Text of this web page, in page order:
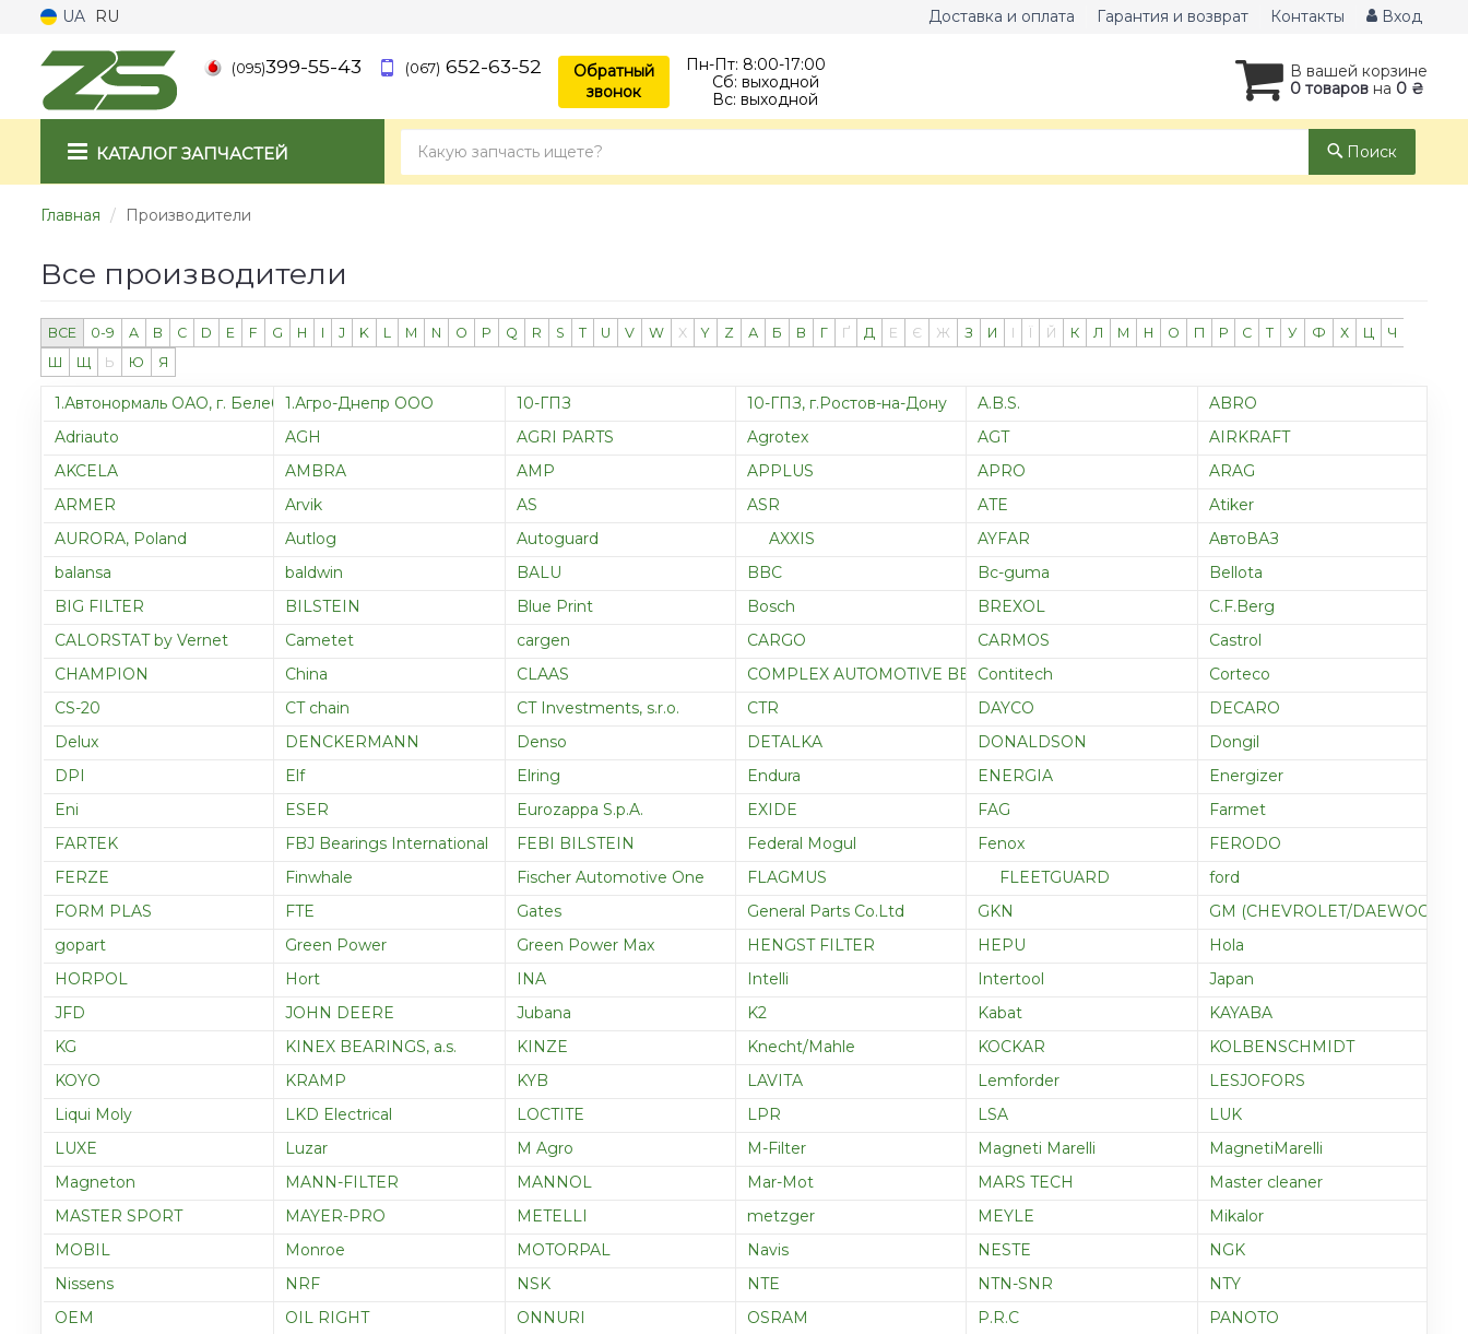
UA RU Доставка и оплата Гарантия и возврат Контакты Вход
(095)399-55-43 (067) 652-63-52
Обратный
звонок
Пн-Пт: 8:00-17:00
Сб: выходной
Вс: выходной
В вашей корзине
0 товаров на 0 ₴
КАТАЛОГ ЗАПЧАСТЕЙ Поиск
Главная Производители
Все производители
ВСЕ 0-9 A B C D E F G H I J K L M N O P Q R S T U V W X Y Z А Б В Г Ґ Д Е Є Ж З И І Ї Й К Л М Н О П Р С Т У Ф Х Ц
Ч
Ш
Щ Ь Ю Я
1.Автонормаль ОАО, г. Белебей1.Агро-Днепр ООО 10-ГПЗ 10-ГПЗ, г.Ростов-на-Дону A.B.S.
ABRO
Adriauto
AGH AGRI PARTS Agrotex AGT
AIRKRAFT
AKCELA
AMBRA AMP APPLUS APRO
ARAG
ARMER
Arvik AS ASR ATE
Atiker
AURORA, Poland
Autlog Autoguard AXXIS AYFAR
AвтоВАЗ
balansa
baldwin BALU BBC Bc-guma
Bellota
BIG FILTER
BILSTEIN Blue Print Bosch BREXOL
C.F.Berg
CALORSTAT by Vernet
Cametet cargen CARGO CARMOS
Castrol
CHAMPION
China CLAAS COMPLEX AUTOMOTIVE BEARINGS Sp.z.o.o.
Contitech
Corteco
CS-20
CT chain CT Investments, s.r.o. CTR DAYCO
DECARO
Delux
DENCKERMANN Denso DETALKA DONALDSON
Dongil
DPI
Elf Elring Endura ENERGIA
Energizer
Eni
ESER Eurozappa S.p.A. EXIDE FAG
Farmet
FARTEK
FBJ Bearings International FEBI BILSTEIN Federal Mogul Fenox
FERODO
FERZE
Finwhale Fischer Automotive One FLAGMUS FLEETGUARD
ford
FORM PLAS
FTE Gates General Parts Co.Ltd GKN
GM (CHEVROLET/DAEWOO/
gopart
Green Power Green Power Max HENGST FILTER HEPU
Hola
HORPOL
Hort INA Intelli Intertool
Japan
JFD
JOHN DEERE Jubana K2 Kabat
KAYABA
KG
KINEX BEARINGS, a.s. KINZE Knecht/Mahle KOCKAR
KOLBENSCHMIDT
KOYO
KRAMP KYB LAVITA Lemforder
LESJOFORS
Liqui Moly
LKD Electrical LOCTITE LPR LSA
LUK
LUXE
Luzar M Agro M-Filter Magneti Marelli
MagnetiMarelli
Magneton
MANN-FILTER MANNOL Mar-Mot MARS TECH
Master cleaner
MASTER SPORT
MAYER-PRO METELLI metzger MEYLE
Mikalor
MOBIL
Monroe MOTORPAL Navis NESTE
NGK
Nissens
NRF NSK NTE NTN-SNR
NTY
OEM
OIL RIGHT ONNURI OSRAM P.R.C
PANOTO